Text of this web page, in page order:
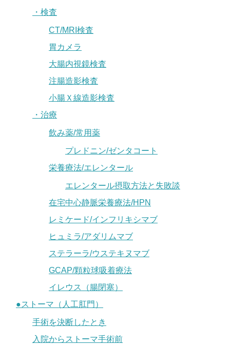
・検査
CT/MRI検査
胃カメラ
大腸内視鏡検査
注腸造影検査
小腸Ｘ線造影検査
・治療
飲み薬/常用薬
プレドニン/ゼンタコート
栄養療法/エレンタール
エレンタール摂取方法と失敗談
在宅中心静脈栄養療法/HPN
レミケード/インフリキシマブ
ヒュミラ/アダリムマブ
ステラーラ/ウステキヌマブ
GCAP/顆粒球吸着療法
イレウス（腸閉塞）
●ストーマ（人工肛門）
手術を決断したとき
入院からストーマ手術前